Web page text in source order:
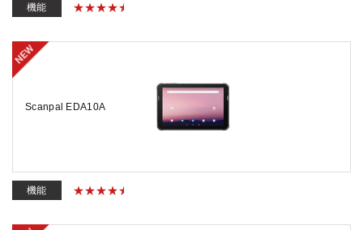
機能
Scanpal EDA10A
機能